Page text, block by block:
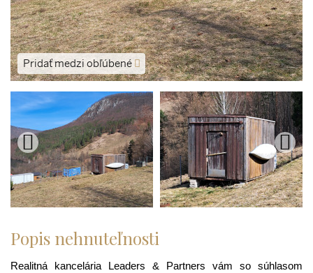
Pridať medzi obľúbené
Popis nehnuteľnosti
Realitná kancelária Leaders & Partners vám so súhlasom